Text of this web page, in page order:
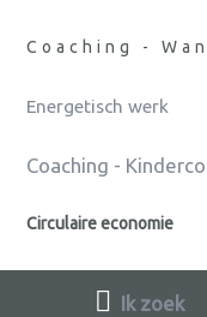
Coaching -
Energetisch werk
Coaching -
Circulaire economie
Ik zoek